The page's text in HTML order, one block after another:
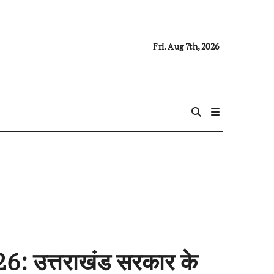
Fri. Aug 7th, 2026
उत्तराखंड सरकार के